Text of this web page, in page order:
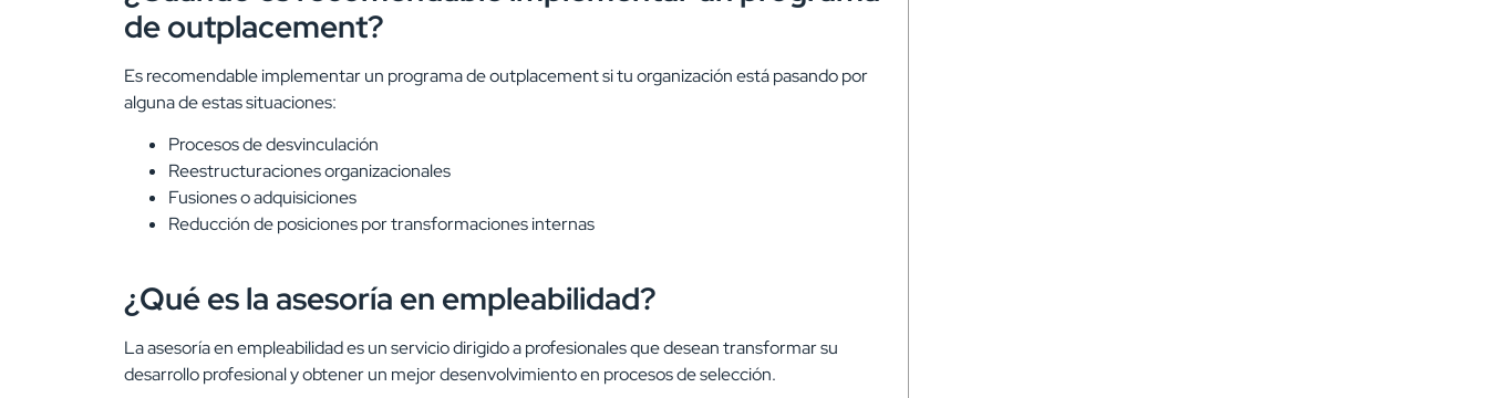
de outplacement?
Es recomendable implementar un programa de outplacement si tu organización está pasando por
alguna de estas situaciones:
Procesos de desvinculación
Reestructuraciones organizacionales
Fusiones o adquisiciones
Reducción de posiciones por transformaciones internas
¿Qué es la asesoría en empleabilidad?
La asesoría en empleabilidad es un servicio dirigido a profesionales que desean transformar su
desarrollo profesional y obtener un mejor desenvolvimiento en procesos de selección.